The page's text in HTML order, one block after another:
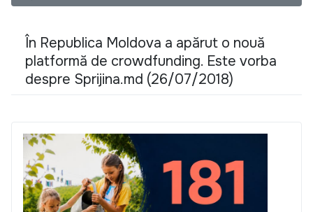
În Republica Moldova a apărut o nouă
platformă de crowdfunding. Este vorba
despre Sprijina.md (26/07/2018)